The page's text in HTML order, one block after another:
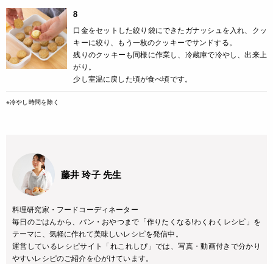
8
口金をセットした絞り袋にできたガナッシュを入れ、クッ
キーに絞り、もう一枚のクッキーでサンドする。
残りのクッキーも同様に作業し、冷蔵庫で冷やし、出来上
がり。
少し室温に戻した頃が食べ頃です。
※冷やし時間を除く
藤井 玲子 先生
料理研究家・フードコーディネーター
毎日のごはんから、パン・おやつまで「作りたくなる!わくわくレシピ」を
テーマに、気軽に作れて美味しいレシピを発信中。
運営しているレシピサイト「れこれしぴ」では、写真・動画付きで分かり
やすいレシピのご紹介を心がけています。